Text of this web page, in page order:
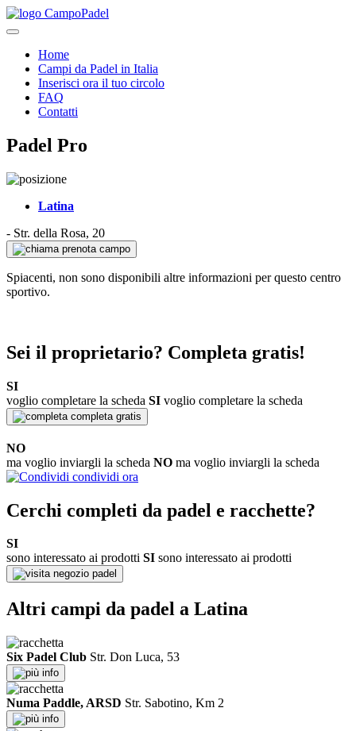
Home
Campi da Padel in Italia
Inserisci ora il tuo circolo
FAQ
Contatti
Padel Pro
Latina
- Str. della Rosa, 20
prenota campo
Spiacenti, non sono disponibili altre informazioni per questo centro
sportivo.
Sei il proprietario? Completa gratis!
SI
voglio completare la scheda SI voglio completare la scheda
completa gratis
NO
ma voglio inviargli la scheda NO ma voglio inviargli la scheda
condividi ora
Cerchi completi da padel e racchette?
SI
sono interessato ai prodotti SI sono interessato ai prodotti
negozio padel
Altri campi da padel a Latina
Six Padel Club Str. Don Luca, 53
info
Numa Paddle, ARSD Str. Sabotino, Km 2
info